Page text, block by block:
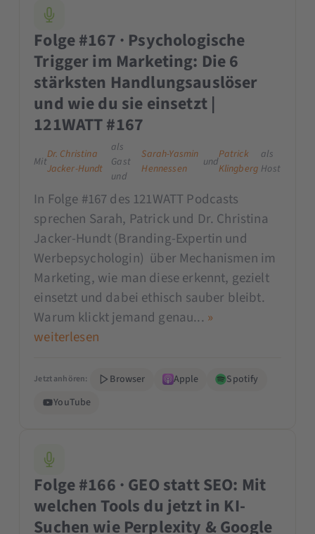
Folge #167 · Psychologische
Trigger im Marketing: Die 6
stärksten Handlungsauslöser
und wie du sie einsetzt |
121WATT #167
Mit
Dr. Christina
Jacker-Hundt
als
Gast
und
Sarah-Yasmin
Hennessen
und
Patrick
Klingberg
als
Host
In Folge #167 des 121WATT Podcasts
sprechen Sarah, Patrick und Dr. Christina
Jacker-Hundt (Branding-Expertin und
Werbepsychologin) über Mechanismen im
Marketing, wie man diese erkennt, gezielt
einsetzt und dabei ethisch sauber bleibt.
Warum klickt jemand genau... »
weiterlesen
Jetzt anhören: Browser Apple
Spotify
YouTube
Folge #166 · GEO statt SEO: Mit
welchen Tools du jetzt in KI-
Suchen wie Perplexity & Google